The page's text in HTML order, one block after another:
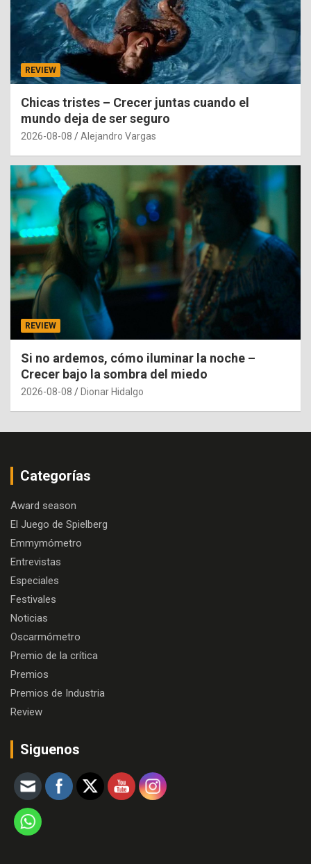
REVIEW
Chicas tristes – Crecer juntas cuando el
mundo deja de ser seguro
2026-08-08 Alejandro Vargas
REVIEW
Si no ardemos, cómo iluminar la noche –
Crecer bajo la sombra del miedo
2026-08-08 Dionar Hidalgo
Categorías
Award season
El Juego de Spielberg
Emmymómetro
Entrevistas
Especiales
Festivales
Noticias
Oscarmómetro
Premio de la crítica
Premios
Premios de Industria
Review
Siguenos